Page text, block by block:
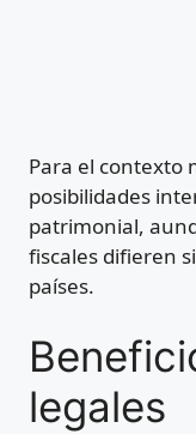
Para el contexto
posibilidades
patrimonial,
fiscales difieren
países.
legales